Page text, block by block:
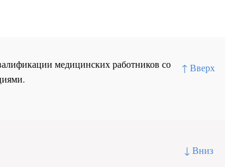
↑ Вверх
↓ Вниз
медицинских работников со